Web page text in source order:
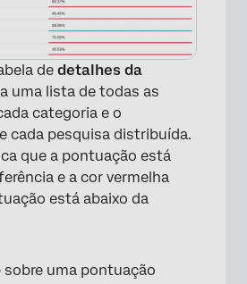
de detalhes da
uma lista de todas as
categoria e o
cada pesquisa distribuída.
que a pontuação está
e a cor vermelha
está abaixo da
sobre uma pontuação